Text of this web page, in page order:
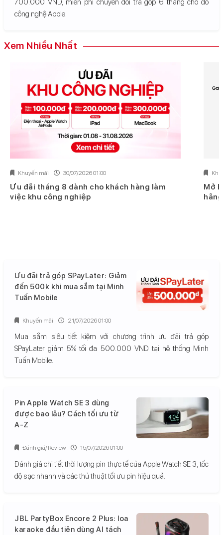
700.000 VND, miễn phí chuyển đổi trả góp 6 tháng cho đồ
công nghệ Apple.
Xem Nhiều Nhất
Khuyến mãi 30/07/2026 01:00
Ưu đãi tháng 8 dành cho khách hàng làm
việc khu công nghiệp
Mở
Ưu đãi trả góp SPayLater: Giảm
đến 500k khi mua sắm tại Minh
Tuấn Mobile
Mua sắm siêu tiết kiệm với chương trình ưu đãi trả góp
SPayLater giảm 5% tối đa 500.000 VND tại hệ thống Minh
Tuấn Mobile.
Khuyến mãi 21/07/2026 01:00
Pin Apple Watch SE 3 dùng
được bao lâu? Cách tối ưu từ
A-Z
Đánh giá chi tiết thời lượng pin thực tế của Apple Watch SE 3, tốc
độ sạc nhanh và các thủ thuật tối ưu pin hiệu quả.
Đánh giá/ Review 15/07/2026 01:00
JBL PartyBox Encore 2 Plus: loa
karaoke đầu tiên dùng AI tách